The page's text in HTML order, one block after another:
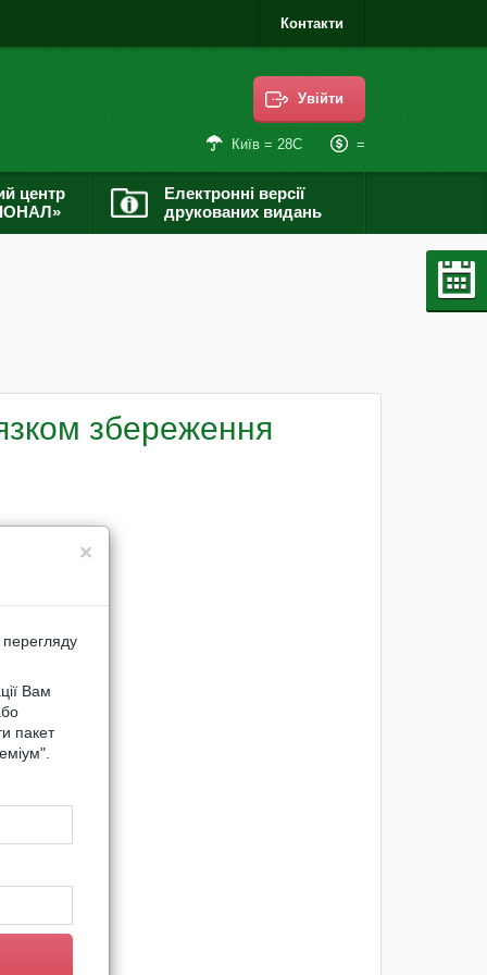
Контакти
Увійти
Київ = 28С =
центр
Електронні версії
друкованих видань
збереження
×
Вам
пакет